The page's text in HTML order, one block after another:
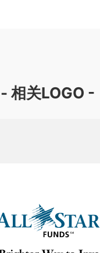
- 相关LOGO -